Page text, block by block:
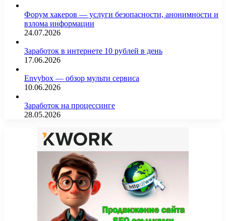
Форум хакеров — услуги безопасности, анонимности и
взлома информации
24.07.2026
Заработок в интернете 10 рублей в день
17.06.2026
Envybox — обзор мульти сервиса
10.06.2026
Заработок на процессинге
28.05.2026